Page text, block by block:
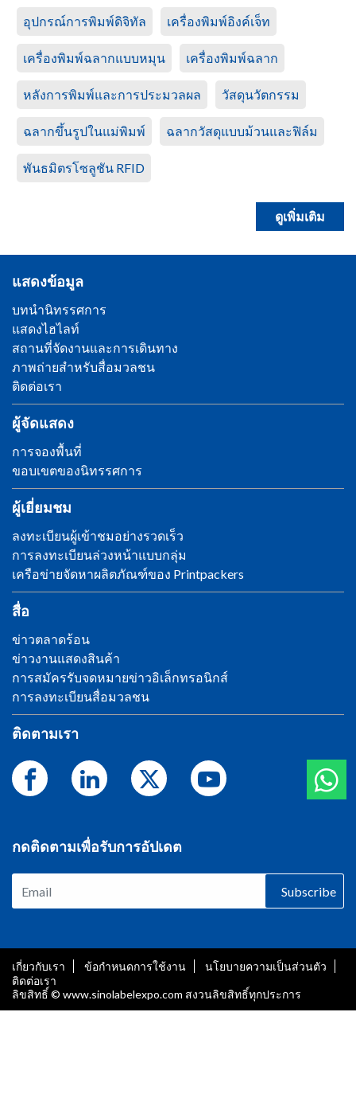
อุปกรณ์การพิมพ์ดิจิทัล เครื่องพิมพ์อิงค์เจ็ท
เครื่องพิมพ์ฉลากแบบหมุน เครื่องพิมพ์ฉลาก
หลังการพิมพ์และการประมวลผล วัสดุนวัตกรรม
ฉลากขึ้นรูปในแม่พิมพ์ ฉลากวัสดุแบบม้วนและฟิล์ม
พันธมิตรโซลูชัน RFID
ดูเพิ่มเติม
แสดงข้อมูล
บทนำนิทรรศการ
แสดงไฮไลท์
สถานที่จัดงานและการเดินทาง
ภาพถ่ายสำหรับสื่อมวลชน
ติดต่อเรา
ผู้จัดแสดง
การจองพื้นที่
ขอบเขตของนิทรรศการ
ผู้เยี่ยมชม
ลงทะเบียนผู้เข้าชมอย่างรวดเร็ว
การลงทะเบียนล่วงหน้าแบบกลุ่ม
เครือข่ายจัดหาผลิตภัณฑ์ของ Printpackers
สื่อ
ข่าวตลาดร้อน
ข่าวงานแสดงสินค้า
การสมัครรับจดหมายข่าวอิเล็กทรอนิกส์
การลงทะเบียนสื่อมวลชน
ติดตามเรา
กดติดตามเพื่อรับการอัปเดต
Subscribe
เกี่ยวกับเรา ข้อกำหนดการใช้งาน
นโยบายความเป็นส่วนตัว
ติดต่อเรา
ลิขสิทธิ์ © www.sinolabelexpo.com สงวนลิขสิทธิ์ทุกประการ